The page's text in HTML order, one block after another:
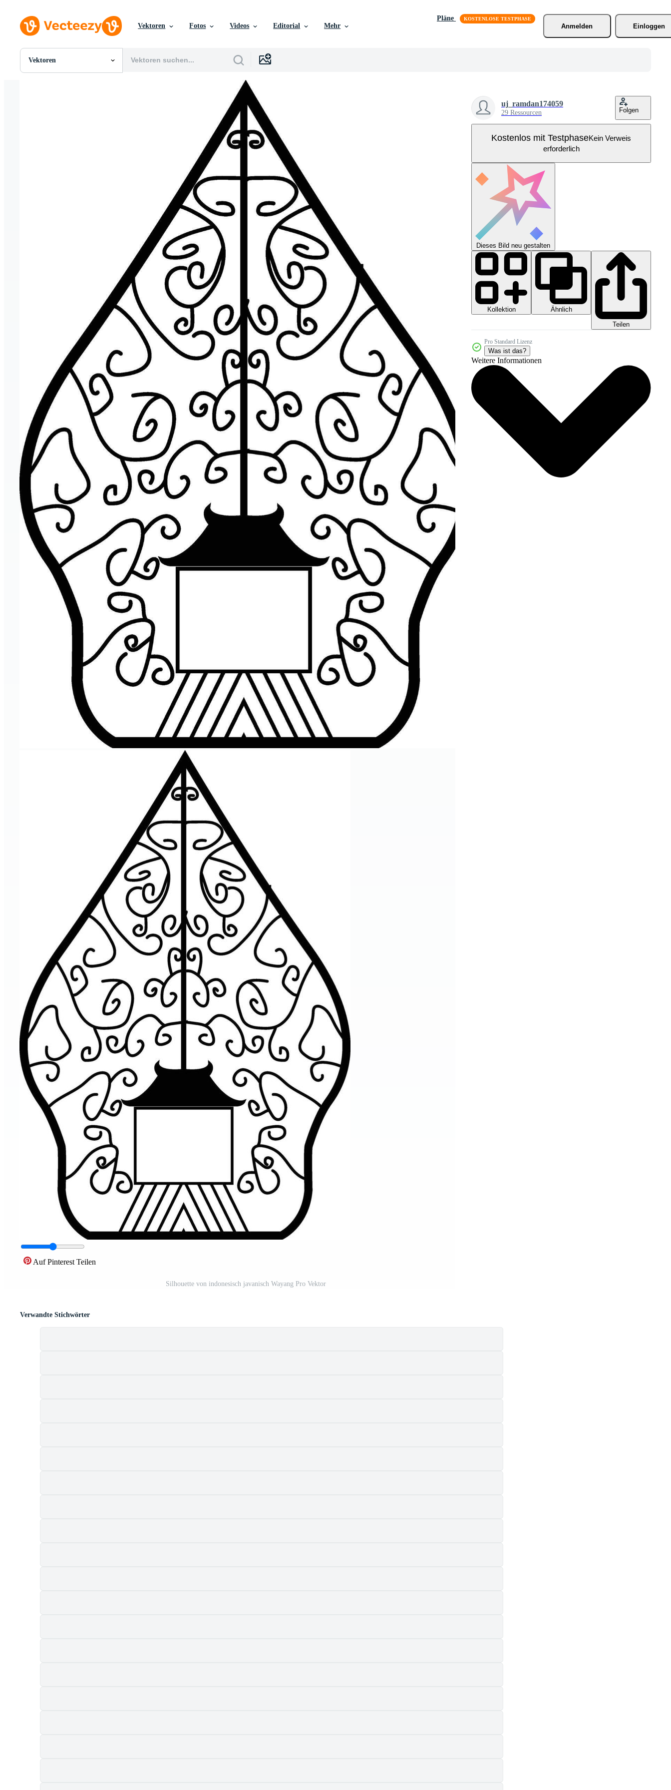
Vektoren Fotos Videos Editorial Mehr
Pläne
Anmelden
Einloggen
Vektoren
Alle Bilder
Auf Pinterest Teilen
Silhouette von indonesisch javanisch Wayang Pro Vektor
uj_ramdan174059
29 Ressourcen Folgen
Kostenlos mit TestphaseKein Verweis
erforderlich
Dieses Bild neu gestalten
Kollektion
Ähnlich
Teilen
Pro Standard Lizenz
Was ist das?
Weitere Informationen
Verwandte Stichwörter